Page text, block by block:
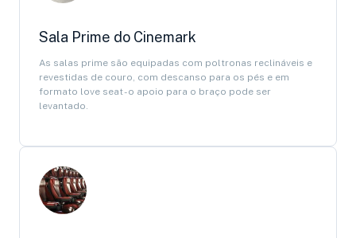
Sala Prime do Cinemark
As salas prime são equipadas com poltronas reclináveis e
revestidas de couro, com descanso para os pés e em
formato love seat - o apoio para o braço pode ser
levantado.